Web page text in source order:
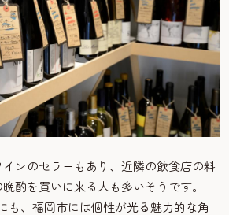
ンのセラーもあり、近隣の飲食店の料
酌を買いに来る人も多いそうです。
も、福岡市には個性が光る魅力的な角